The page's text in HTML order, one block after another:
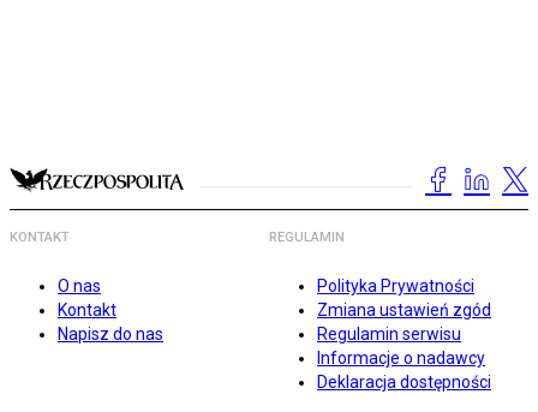
KONTAKT
O nas
Kontakt
Napisz do nas
REGULAMIN
Polityka Prywatności
Zmiana ustawień zgód
Regulamin serwisu
Informacje o nadawcy
Deklaracja dostępności